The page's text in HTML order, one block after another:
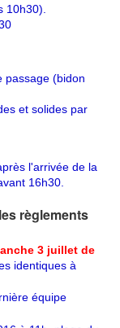
10h30).
passage (bidon
et solides par
l'arrivée de la
16h30.
règlements
3 juillet de
identiques à
équipe